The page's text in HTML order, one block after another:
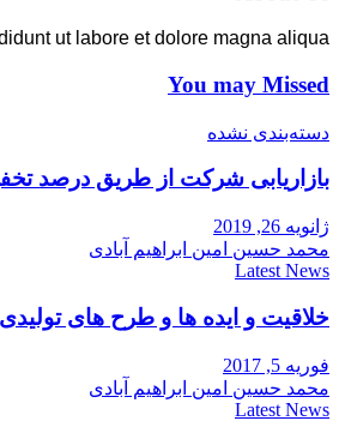
ut labore et dolore magna aliqua.
You may Missed
دسته‌بندی نشده
بازاریابی شرکت از طریق درصد
ژانویه 26, 2019
محمد حسین امین ابراهیم آبادی
Latest News
خلاقیت و ایده ها و طرح های
فوریه 5, 2017
محمد حسین امین ابراهیم آبادی
Latest News